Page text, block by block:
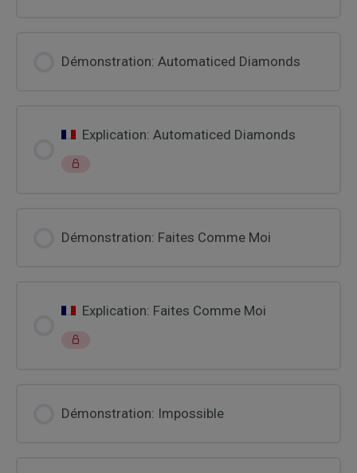
Démonstration: Automaticed Diamonds
Explication: Automaticed Diamonds
Démonstration: Faites Comme Moi
Explication: Faites Comme Moi
Démonstration: Impossible